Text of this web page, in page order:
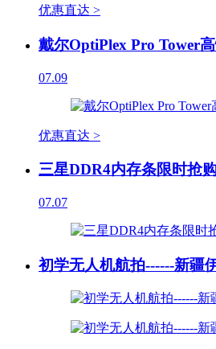
优惠直达 >
戴尔OptiPlex Pro Tower
07.09
优惠直达 >
三星DDR4内存条限时抢
07.07
初学无人机航拍------新疆